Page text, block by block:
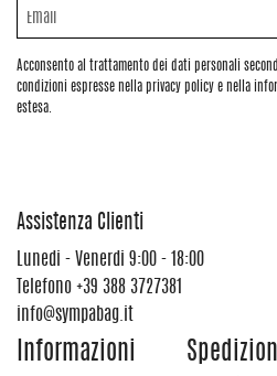
Acconsento al trattamento dei dati personali
condizioni espresse nella privacy policy e nella
estesa.
Assistenza Clienti
Lunedi - Venerdi 9:00 - 18:00
Telefono +39 388 3727381
info@sympabag.it
Informazioni Spedizioni